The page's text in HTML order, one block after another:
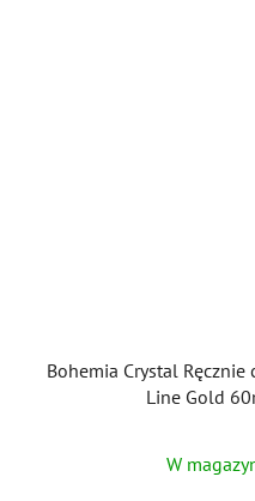
Bohemia Crystal
Line Gold
W